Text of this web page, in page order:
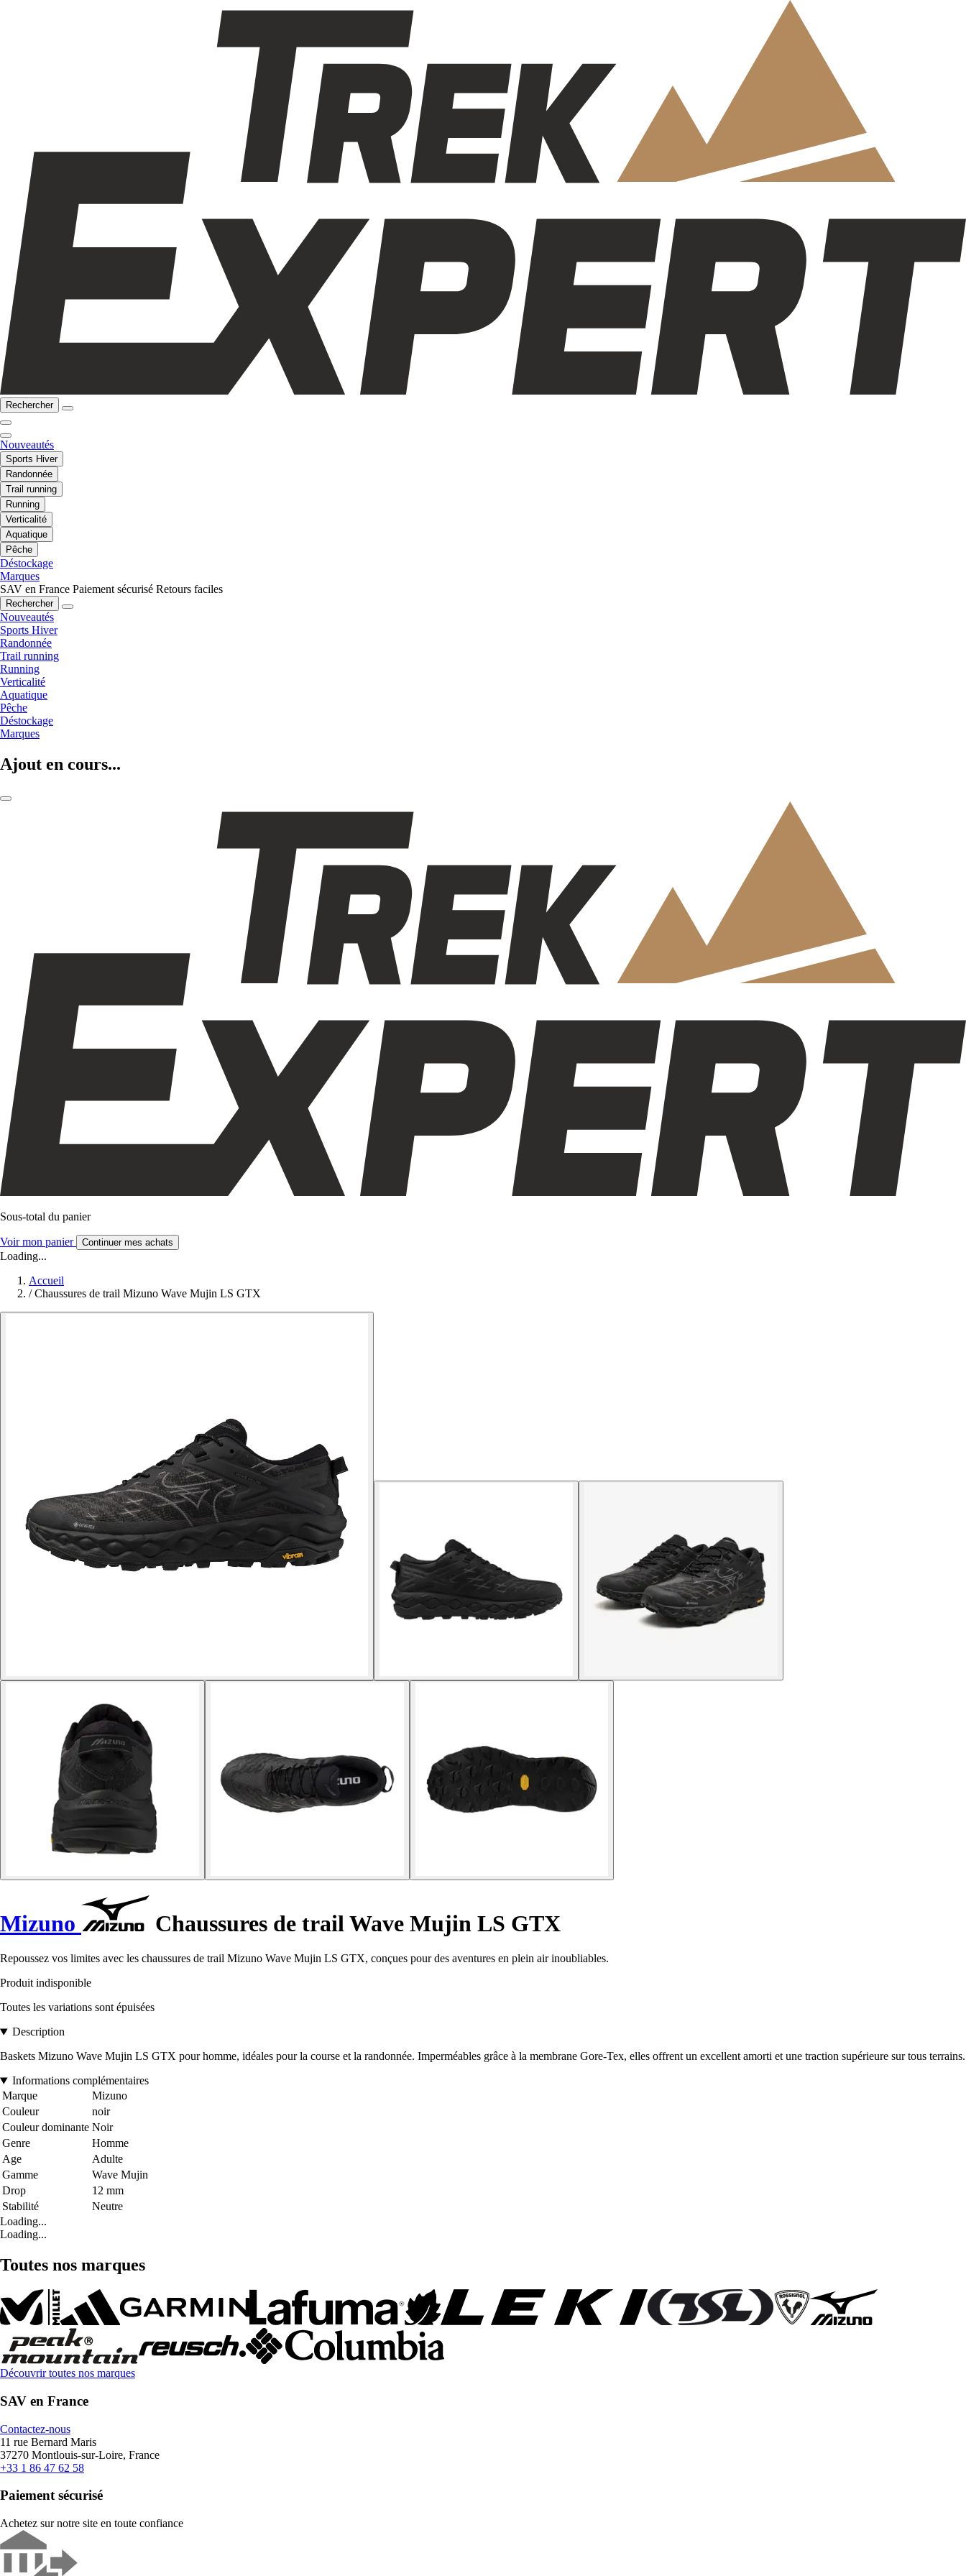
Rechercher
Nouveautés
Sports Hiver
Randonnée
Trail running
Running
Verticalité
Aquatique
Pêche
Déstockage
Marques
SAV en France Paiement sécurisé Retours faciles
Rechercher
Nouveautés
Sports Hiver
Randonnée
Trail running
Running
Verticalité
Aquatique
Pêche
Déstockage
Marques
Ajout en cours...
Sous-total du panier
Voir mon panier Continuer mes achats
Loading...
Accueil
/ Chaussures de trail Mizuno Wave Mujin LS GTX
Mizuno Chaussures de trail Wave Mujin LS GTX
Repoussez vos limites avec les chaussures de trail Mizuno Wave Mujin LS GTX, conçues pour des aventures en plein air inoubliables.
Produit indisponible
Toutes les variations sont épuisées
Description
Baskets Mizuno Wave Mujin LS GTX pour homme, idéales pour la course et la randonnée. Imperméables grâce à la membrane Gore-Tex, elles offrent un excellent amorti et une traction supérieure sur tous terrains.
Informations complémentaires
Marque
Mizuno
Couleur
noir
Couleur dominante Noir
Genre
Homme
Age
Adulte
Gamme
Wave Mujin
Drop
12 mm
Stabilité
Neutre
Loading...
Loading...
Toutes nos marques
Découvrir toutes nos marques
SAV en France
Contactez-nous
11 rue Bernard Maris
37270 Montlouis-sur-Loire, France
+33 1 86 47 62 58
Paiement sécurisé
Achetez sur notre site en toute confiance